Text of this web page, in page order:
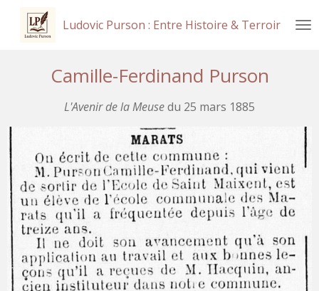
Passer
Ludovic Purson : Entre Histoire & Terroir
Camille-Ferdinand Purson
L'Avenir de la Meusedu 25 mars 1885